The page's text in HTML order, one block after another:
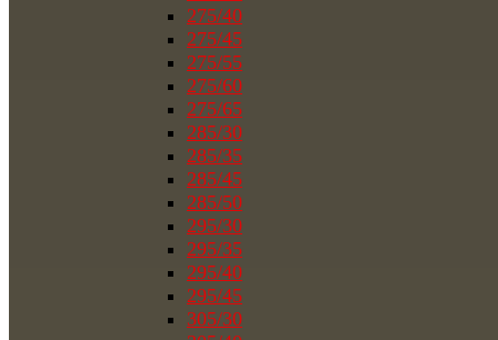
275/40
275/45
275/55
275/60
275/65
285/30
285/35
285/45
285/50
295/30
295/35
295/40
295/45
305/30